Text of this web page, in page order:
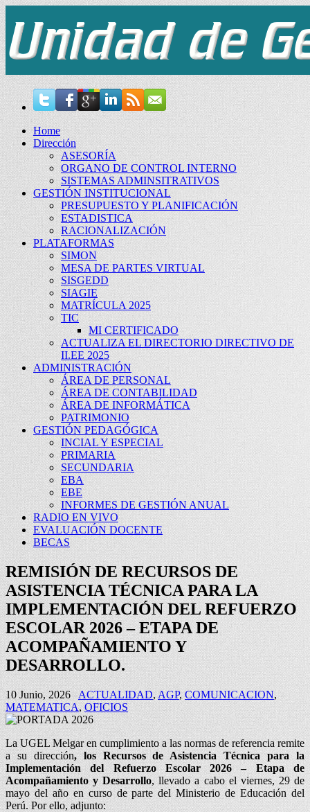
Home
Dirección
ASESORÍA
ORGANO DE CONTROL INTERNO
SISTEMAS ADMINSITRATIVOS
GESTIÓN INSTITUCIONAL
PRESUPUESTO Y PLANIFICACIÓN
ESTADISTICA
RACIONALIZACIÓN
PLATAFORMAS
SIMON
MESA DE PARTES VIRTUAL
SISGEDD
SIAGIE
MATRÍCULA 2025
TIC
MI CERTIFICADO
ACTUALIZA EL DIRECTORIO DIRECTIVO DE
II.EE 2025
ADMINISTRACIÓN
ÁREA DE PERSONAL
ÁREA DE CONTABILIDAD
ÁREA DE INFORMÁTICA
PATRIMONIO
GESTIÓN PEDAGÓGICA
INCIAL Y ESPECIAL
PRIMARIA
SECUNDARIA
EBA
EBE
INFORMES DE GESTIÓN ANUAL
RADIO EN VIVO
EVALUACIÓN DOCENTE
BECAS
REMISIÓN DE RECURSOS DE
ASISTENCIA TÉCNICA PARA LA
IMPLEMENTACIÓN DEL REFUERZO
ESCOLAR 2026 – ETAPA DE
ACOMPAÑAMIENTO Y
DESARROLLO.
10 Junio, 2026 ACTUALIDAD, AGP, COMUNICACION,
MATEMATICA,OFICIOS
La UGEL Melgar en cumplimiento a las normas de referencia remite
a su dirección, los Recursos de Asistencia Técnica para la
Implementación del Refuerzo Escolar 2026 – Etapa de
Acompañamiento y Desarrollo, llevado a cabo el viernes, 29 de
mayo del año en curso de parte del Ministerio de Educación del
Perú. Por ello, adjunto: